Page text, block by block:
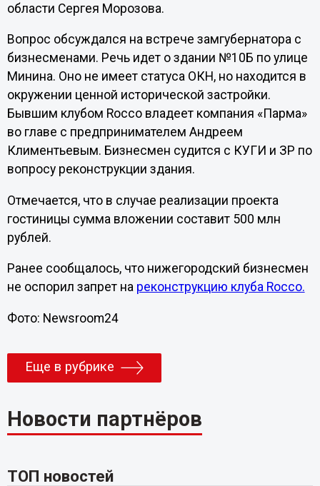
области Сергея Морозова.
Вопрос обсуждался на встрече замгубернатора с
бизнесменами. Речь идет о здании №10Б по улице
Минина. Оно не имеет статуса ОКН, но находится в
окружении ценной исторической застройки.
Бывшим клубом Rocco владеет компания «Парма»
во главе с предпринимателем Андреем
Климентьевым. Бизнесмен судится с КУГИ и ЗР по
вопросу реконструкции здания.
Отмечается, что в случае реализации проекта
гостиницы сумма вложении составит 500 млн
рублей.
Ранее сообщалось, что нижегородский бизнесмен
не оспорил запрет на реконструкцию клуба Rocco.
Фото: Newsroom24
Еще в рубрике
Новости партнёров
ТОП новостей